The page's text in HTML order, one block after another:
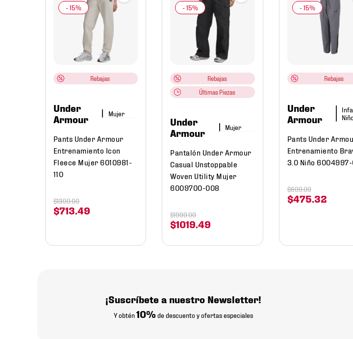
Rebajas
Under
Armour
Mujer
Pants Under Armour
Entrenamiento Icon
Fleece Mujer 6010981-
110
$713.49
$1399.00
Rebajas
Últimas Piezas
Under
Armour
Mujer
Pantalón Under Armour
Casual Unstoppable
Woven Utility Mujer
6009700-008
$1019.49
$1999.00
Rebajas
Under
Armour
Pants Under
Entrenamiento
3.0 Niño
$475.32
$699.00
¡Suscríbete a nuestro Newsletter!
Y obtén10% de descuento y ofertas especiales